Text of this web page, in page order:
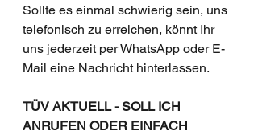
Sollte es einmal schwierig sein, uns
telefonisch zu erreichen, könnt Ihr
uns jederzeit per WhatsApp oder E-
Mail eine Nachricht hinterlassen.
TÜV AKTUELL - SOLL ICH
ANRUFEN ODER EINFACH